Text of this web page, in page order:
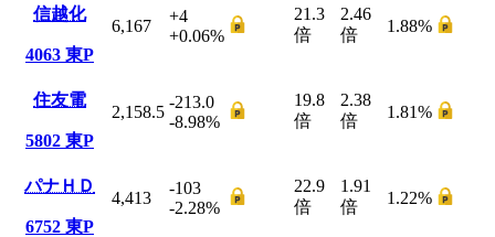
信越化
4063 東P
6,167
+4
+0.06%
21.3
倍
2.46
倍
1.88%
住友電
5802 東P
2,158.5
-213.0
-8.98%
19.8
倍
2.38
倍
1.81%
パナＨＤ
6752 東P
4,413
-103
-2.28%
22.9
倍
1.91
倍
1.22%